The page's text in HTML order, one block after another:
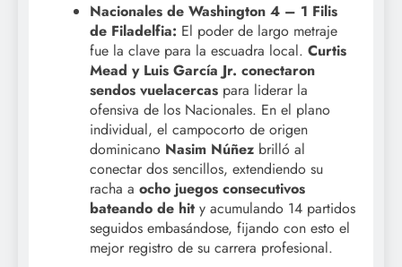
Nacionales de Washington 4 – 1 Filis
de Filadelfia: El poder de largo metraje
fue la clave para la escuadra local. Curtis
Mead y Luis García Jr. conectaron
sendos vuelacercas para liderar la
ofensiva de los Nacionales. En el plano
individual, el campocorto de origen
dominicano Nasim Núñez brilló al
conectar dos sencillos, extendiendo su
racha a ocho juegos consecutivos
bateando de hit y acumulando 14 partidos
seguidos embasándose, fijando con esto el
mejor registro de su carrera profesional.